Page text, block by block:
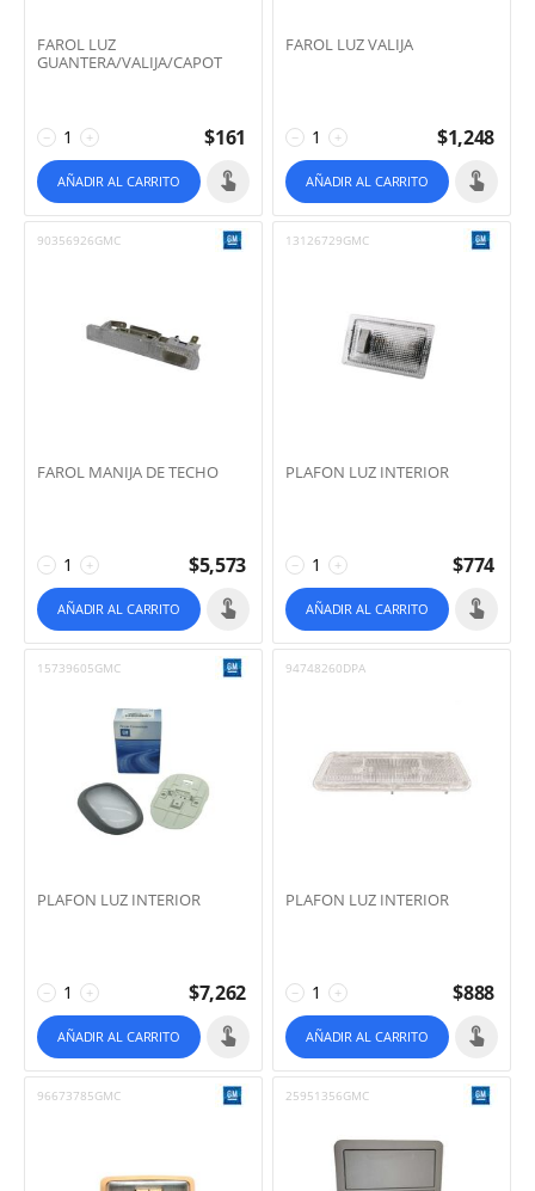
FAROL LUZ
GUANTERA/VALIJA/CAPOT
+
− $161
AÑADIR AL CARRITO
FAROL LUZ VALIJA
+
− $1,248
AÑADIR AL CARRITO
90356926GMC
FAROL MANIJA DE TECHO
+
− $5,573
AÑADIR AL CARRITO
13126729GMC
PLAFON LUZ INTERIOR
+
− $774
AÑADIR AL CARRITO
15739605GMC
PLAFON LUZ INTERIOR
+
− $7,262
AÑADIR AL CARRITO
94748260DPA
PLAFON LUZ INTERIOR
+
− $888
AÑADIR AL CARRITO
96673785GMC 25951356GMC